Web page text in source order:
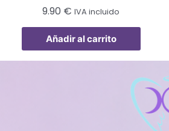
9.90 € IVA incluido
Añadir al carrito